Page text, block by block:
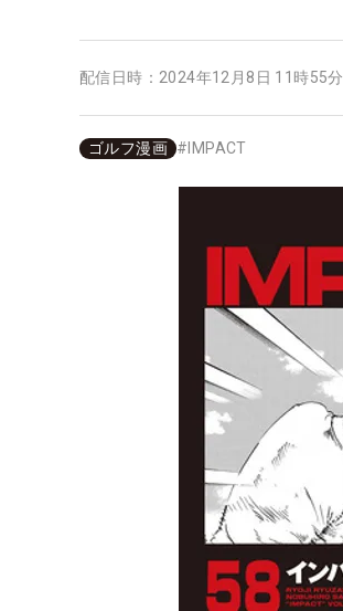
配信日時： 2024年12月8日 11時55分
ゴルフ漫画 # IMPACT